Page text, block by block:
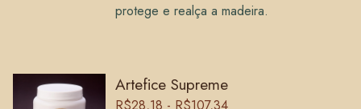
protege e realça a madeira.
Artefice Supreme
R$28,18 - R$107,34